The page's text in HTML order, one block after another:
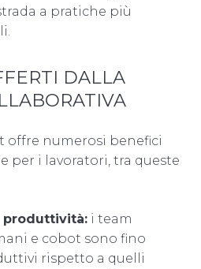
a pratiche più
DALLA
offre numerosi benefici
per i lavoratori, tra queste
produttività: i team
e cobot sono fino
rispetto a quelli